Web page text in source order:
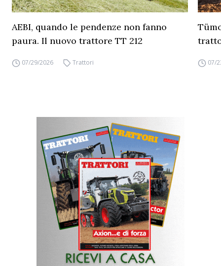
AEBI, quando le pendenze non fanno
paura. Il nuovo trattore TT 212
07/29/2026 Trattori 07/